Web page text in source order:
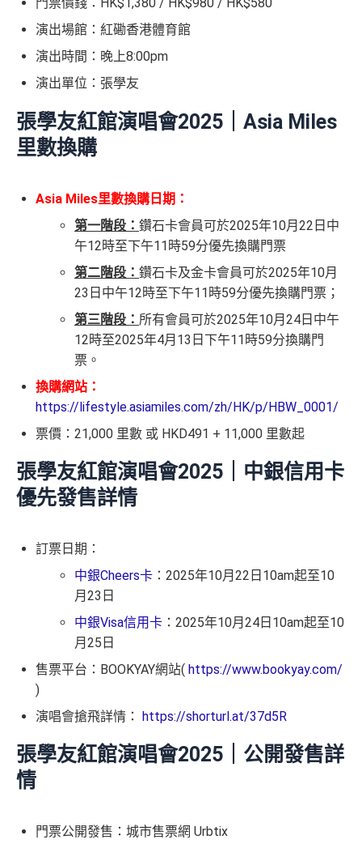
門票價錢：HK$1,380 / HK$980 / HK$580
演出場館：紅磡香港體育館
演出時間：晚上8:00pm
演出單位：張學友
張學友紅館演唱會2025｜Asia Miles
里數換購
Asia Miles里數換購日期：
第一階段： 鑽石卡會員可於2025年10月22日中
午12時至下午11時59分優先換購門票
第二階段： 鑽石卡及金卡會員可於2025年10月
23日中午12時至下午11時59分優先換購門票；
第三階段： 所有會員可於2025年10月24日中午
12時至2025年4月13日下午11時59分換購門
票。
換購網站：
https://lifestyle.asiamiles.com/zh/HK/p/HBW_0001/
票價：21,000 里數 或 HKD491 + 11,000 里數起
張學友紅館演唱會2025｜中銀信用卡
優先發售詳情
訂票日期：
中銀Cheers卡 ：2025年10月22日10am起至10
月23日
中銀Visa信用卡 ：2025年10月24日10am起至10
月25日
售票平台：BOOKYAY網站( https://www.bookyay.com/
)
演唱會搶飛詳情： https://shorturl.at/37d5R
張學友紅館演唱會2025｜公開發售詳
情
門票公開發售：城市售票網 Urbtix